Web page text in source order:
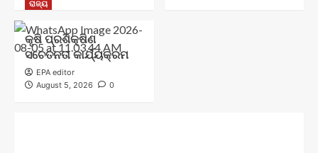
ରାଜ୍ୟ
କୃଷି ପ୍ରଶିକ୍ଷିଣ
ସଚେତନତା କାର୍ଯ୍ୟକ୍ରମ
EPA editor
August 5, 2026
0